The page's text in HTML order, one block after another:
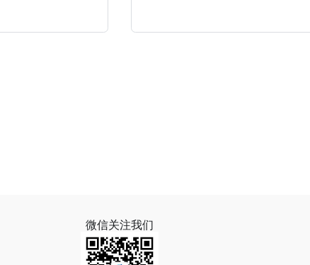
微信关注我们